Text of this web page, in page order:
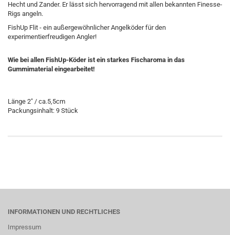
Hecht und Zander. Er lässt sich hervorragend mit allen bekannten Finesse-
Rigs angeln.
FishUp Flit - ein außergewöhnlicher Angelköder für den
experimentierfreudigen Angler!
Wie bei allen FishUp-Köder ist ein starkes Fischaroma in das
Gummimaterial eingearbeitet!
Länge 2" / ca.5,5cm
Packungsinhalt: 9 Stück
INFORMATIONEN UND RECHTLICHES
Impressum